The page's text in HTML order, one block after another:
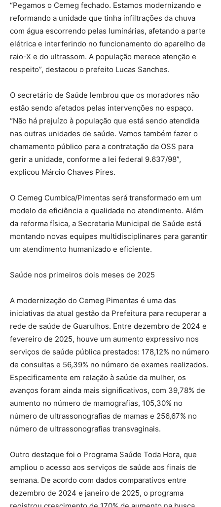
“Pegamos o Cemeg fechado. Estamos modernizando e
reformando a unidade que tinha infiltrações da chuva
com água escorrendo pelas luminárias, afetando a parte
elétrica e interferindo no funcionamento do aparelho de
raio-X e do ultrassom. A população merece atenção e
respeito”, destacou o prefeito Lucas Sanches.
O secretário de Saúde lembrou que os moradores não
estão sendo afetados pelas intervenções no espaço.
“Não há prejuízo à população que está sendo atendida
nas outras unidades de saúde. Vamos também fazer o
chamamento público para a contratação da OSS para
gerir a unidade, conforme a lei federal 9.637/98”,
explicou Márcio Chaves Pires.
O Cemeg Cumbica/Pimentas será transformado em um
modelo de eficiência e qualidade no atendimento. Além
da reforma física, a Secretaria Municipal de Saúde está
montando novas equipes multidisciplinares para garantir
um atendimento humanizado e eficiente.
Saúde nos primeiros dois meses de 2025
A modernização do Cemeg Pimentas é uma das
iniciativas da atual gestão da Prefeitura para recuperar a
rede de saúde de Guarulhos. Entre dezembro de 2024 e
fevereiro de 2025, houve um aumento expressivo nos
serviços de saúde pública prestados: 178,12% no número
de consultas e 56,39% no número de exames realizados.
Especificamente em relação à saúde da mulher, os
avanços foram ainda mais significativos, com 39,78% de
aumento no número de mamografias, 105,30% no
número de ultrassonografias de mamas e 256,67% no
número de ultrassonografias transvaginais.
Outro destaque foi o Programa Saúde Toda Hora, que
ampliou o acesso aos serviços de saúde aos finais de
semana. De acordo com dados comparativos entre
dezembro de 2024 e janeiro de 2025, o programa